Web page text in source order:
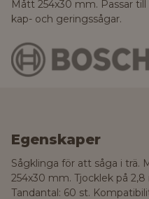
Mått 254x30 mm. Passar till
kap- och geringssågar.
Egenskaper
Sågklinga för att såga i trä.
254x30 mm. Tjocklek på
Tandantal: 60 st.